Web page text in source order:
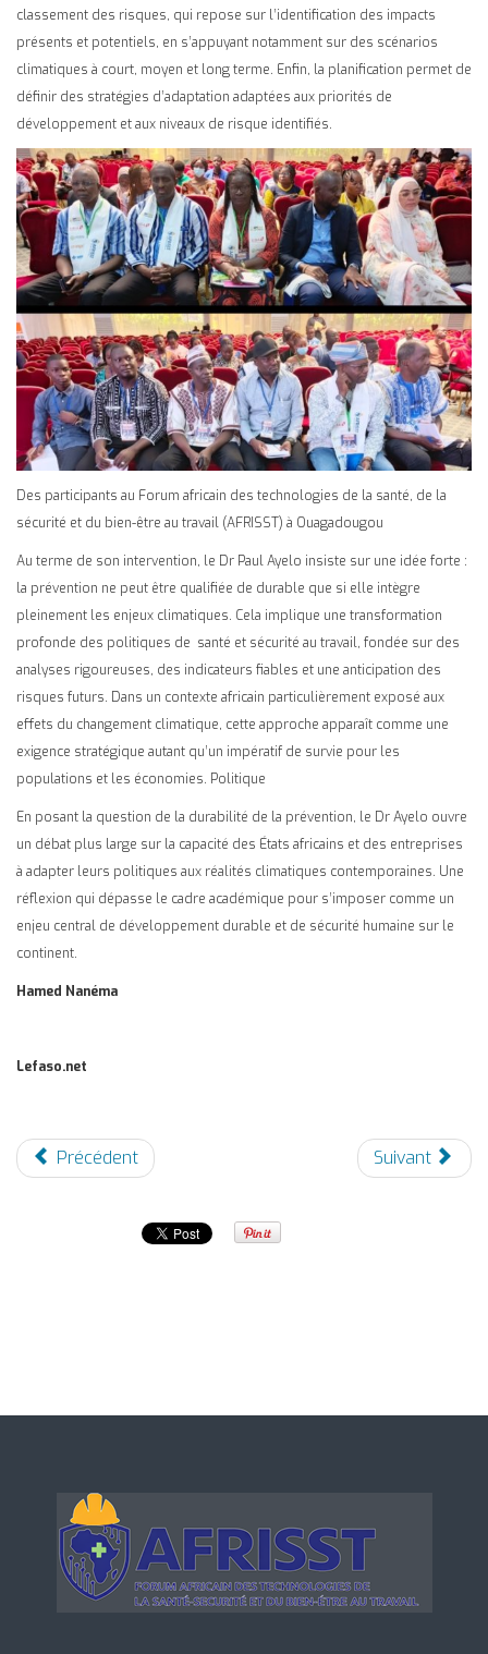
classement des risques, qui repose sur l’identification des impacts
présents et potentiels, en s’appuyant notamment sur des scénarios
climatiques à court, moyen et long terme. Enfin, la planification permet de
définir des stratégies d’adaptation adaptées aux priorités de
développement et aux niveaux de risque identifiés.
Des participants au Forum africain des technologies de la santé, de la
sécurité et du bien-être au travail (AFRISST) à Ouagadougou
Au terme de son intervention, le Dr Paul Ayelo insiste sur une idée forte :
la prévention ne peut être qualifiée de durable que si elle intègre
pleinement les enjeux climatiques. Cela implique une transformation
profonde des politiques de santé et sécurité au travail, fondée sur des
analyses rigoureuses, des indicateurs fiables et une anticipation des
risques futurs. Dans un contexte africain particulièrement exposé aux
effets du changement climatique, cette approche apparaît comme une
exigence stratégique autant qu’un impératif de survie pour les
populations et les économies. Politique
En posant la question de la durabilité de la prévention, le Dr Ayelo ouvre
un débat plus large sur la capacité des États africains et des entreprises
à adapter leurs politiques aux réalités climatiques contemporaines. Une
réflexion qui dépasse le cadre académique pour s’imposer comme un
enjeu central de développement durable et de sécurité humaine sur le
continent.
Hamed Nanéma
Lefaso.net
Précédent Suivant